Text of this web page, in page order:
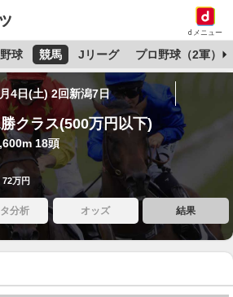
dメニュー
球 競馬 Jリーグ プロ野球（2軍）
4日(土) 2回新潟7日
クラス(500万円以下)
18頭
万円
分析 オッズ 結果